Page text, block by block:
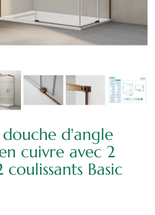
d'angle
cuivre avec 2
Basic